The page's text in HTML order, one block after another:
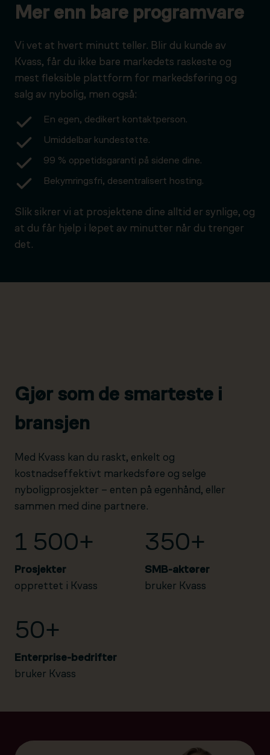
Mer enn bare programvare
Vi vet at hvert minutt teller. Blir du kunde av
Kvass, får du ikke bare markedets raskeste og
mest fleksible plattform for markedsføring og
salg av nybolig, men også:
En egen, dedikert kontaktperson.
Umiddelbar kundestøtte.
99 % oppetidsgaranti på sidene dine.
Bekymringsfri, desentralisert hosting.
Slik sikrer vi at prosjektene dine alltid er synlige, og
at du får hjelp i løpet av minutter når du trenger
det.
Gjør som de smarteste i
bransjen
Med Kvass kan du raskt, enkelt og
kostnadseffektivt markedsføre og selge
nyboligprosjekter – enten på egenhånd, eller
sammen med dine partnere.
1 500+
Prosjekter
opprettet i Kvass
350+
SMB-aktører
bruker Kvass
50+
Enterprise-bedrifter
bruker Kvass